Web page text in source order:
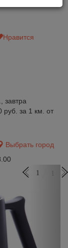
Нравится
завтра
руб. за 1 км. от
Выбрать город
Next
1